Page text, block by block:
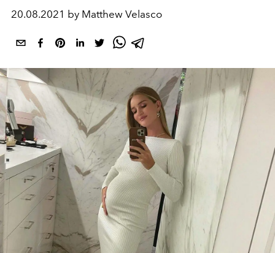
20.08.2021 by Matthew Velasco